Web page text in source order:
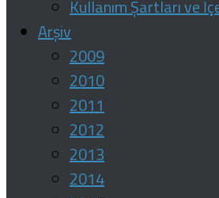
Kullanım Şartları ve
Arşiv
2009
2010
2011
2012
2013
2014